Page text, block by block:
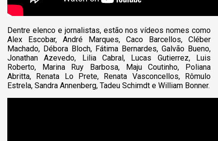
Dentre elenco e jornalistas, estão nos vídeos nomes como
Alex Escobar, André Marques, Caco Barcellos, Cléber
Machado, Débora Bloch, Fátima Bernardes, Galvão Bueno,
Jonathan Azevedo, Lilia Cabral, Lucas Gutierrez, Luis
Roberto, Marina Ruy Barbosa, Maju Coutinho, Poliana
Abritta, Renata Lo Prete, Renata Vasconcellos, Rômulo
Estrela, Sandra Annenberg, Tadeu Schimdt e William Bonner.